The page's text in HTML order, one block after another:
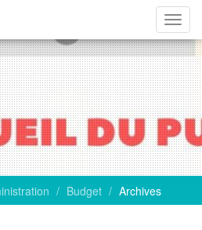
la
Budget Archives